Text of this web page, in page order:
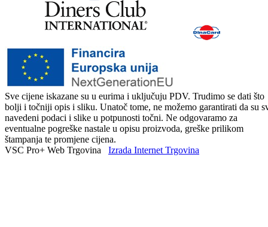
Sve cijene iskazane su u eurima i uključuju PDV. Trudimo se dati što
bolji i točniji opis i sliku. Unatoč tome, ne možemo garantirati da su
navedeni podaci i slike u potpunosti točni. Ne odgovaramo za
eventualne pogreške nastale u opisu proizvoda, greške prilikom
štampanja te promjene cijena.
VSC Pro+ Web Trgovina Izrada Internet Trgovina